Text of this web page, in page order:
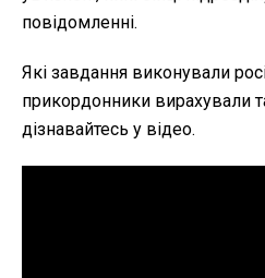
повідомленні.
Які завдання виконували
прикордонники вирахували
дізнавайтесь у відео.